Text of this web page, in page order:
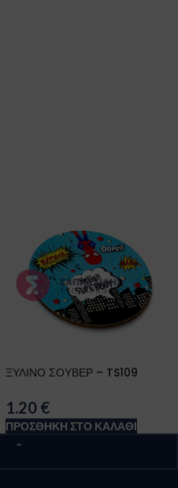
ΞΥΛΙΝΟ ΣΟΥΒΕΡ – TS109
1.20 €
ΠΡΟΣΘΉΚΗ ΣΤΟ ΚΑΛΆΘΙ